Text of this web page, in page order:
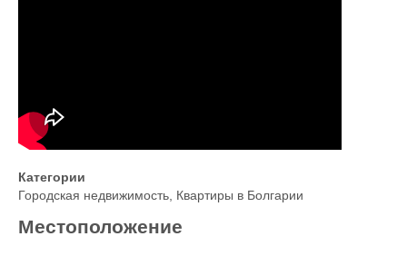
Категории
Городская недвижимость, Квартиры в Болгарии
Местоположение